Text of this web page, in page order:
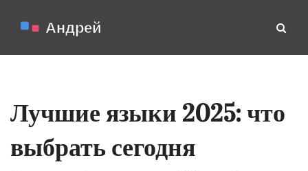
Лучшие языки 2025: что
выбрать сегодня